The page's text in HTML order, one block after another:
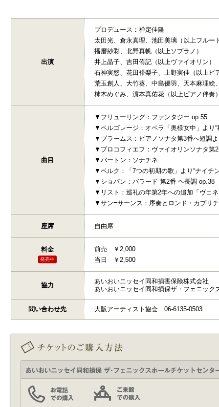
出演
プロデュース：禅定佳隆
太田光、倉永真理、池田美璃（以上フルー
播磨紗彩、北野真帆（以上ソプラノ）
井上晶子、吉田侑記（以上ヴァイオリン）
石神実悠、花田裕梨子、上野実佳（以上ピ
荒玉創人、大竹葵、中島優羽、天本麻理絵
柿木めぐみ、濵本真佑花（以上ピアノ伴奏
曲目
▼フリューリング：ファンタジー op.55
▼ペルゴレージ：オペラ「奥様女中」より“
▼ブラームス：ピアノソナタ第3番へ短調
▼プロコフィエフ：ヴァイオリンソナタ第
▼バートン：ソナチネ
▼ベルク：「7つの初期の歌」より“ナイチ
▼ショパン：バラード 第2番 ヘ長調 op.38
▼リスト：巡礼の年第2年への追加「ヴェ
▼サン=サーンス：序奏とロンド・カプリ
座席 自由席
料金
発売中
前売 ￥2,000
当日 ￥2,500
協力
あいおいニッセイ同和損害保険株式会社
あいおいニッセイ同和損保ザ・フェニック
問い合わせ先 大阪アーティスト協会 06-6135-0503